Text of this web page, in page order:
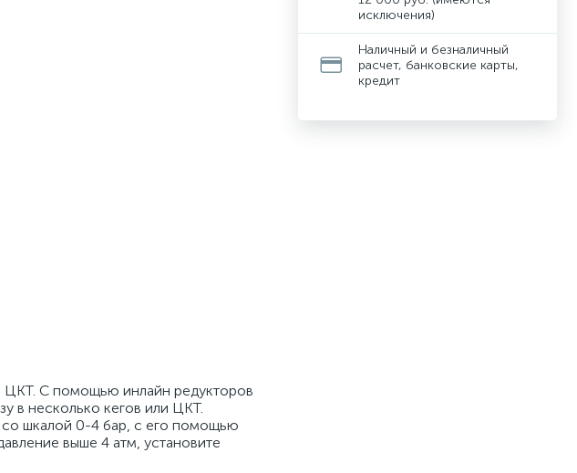
ЦКТ. С помощью инлайн редукторов
в несколько кегов или ЦКТ.
со шкалой 0-4 бар, с его помощью
выше 4 атм, установите
исключения)
Наличный и безналичный
расчет, банковские карты,
кредит